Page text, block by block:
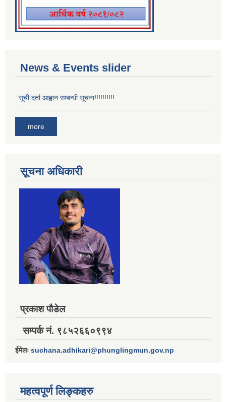
News & Events slider
सूची दर्ता आह्वान सम्बन्धी सूचना!!!!!!!!!!
more
सूचना अधिकारी
प्रकाश पौडेल
सम्पर्क नं. ९८५२६६०९९४
ईमेलः suchana.adhikari@phunglingmun.gov.np
महत्वपूर्ण लिङ्कहरु